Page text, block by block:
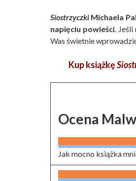
Siostrzyczki Michaela
napięciu powieści .
Was świetnie
Kup książkę
Ocena
Jak mocno książka